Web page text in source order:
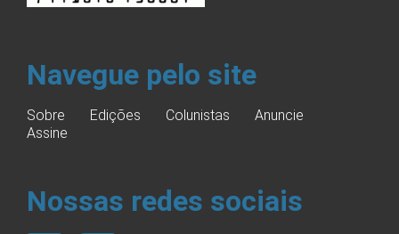
Navegue pelo site
Sobre Edições Colunistas
Anuncie
Assine
Nossas redes sociais